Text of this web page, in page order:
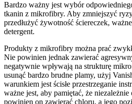
Bardzo ważny jest wybór
tkanin z mikrofibry. Aby zmniejszyć
przedłużyć żywotność ściereczek,
detergent.
Produkty z mikrofibry można prać
Nie powinien jednak zawierać
negatywnie wpływają na strukturę
usunąć bardzo brudne plamy, użyj
warunkiem jest ścisłe przestrzeganie
ważne jest, aby pamiętać, że
powinien on zawierać chloru, a jego